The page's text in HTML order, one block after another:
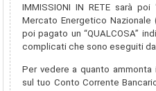
IMMISSIONI IN RETE sarà
Mercato Energetico
poi pagato un “QUALCOSA”
complicati che sono eseguiti
Per vedere a quanto ammonta
sul tuo Conto Corrente